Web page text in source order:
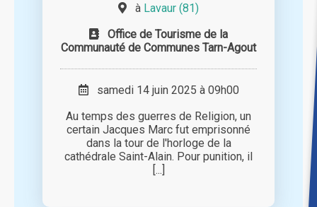
à Lavaur (81)
Office de Tourisme de la
Communauté de Communes Tarn-Agout
samedi 14 juin 2025 à 09h00
Au temps des guerres de Religion, un
certain Jacques Marc fut emprisonné
dans la tour de l'horloge de la
cathédrale Saint-Alain. Pour punition, il
[...]